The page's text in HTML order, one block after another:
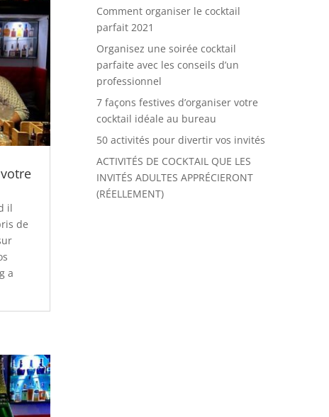
il
de
a
Comment organiser le cocktail
parfait 2021
Organisez une soirée cocktail
parfaite avec les conseils d’un
professionnel
7 façons festives d’organiser votre
cocktail idéale au bureau
50 activités pour divertir vos invités
ACTIVITÉS DE COCKTAIL QUE LES
INVITÉS ADULTES APPRÉCIERONT
(RÉELLEMENT)